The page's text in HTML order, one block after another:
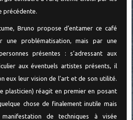
précédente.
Bruno propose d’entamer ce café
une problématisation, mais par une
présentes : s’adressant aux
aux éventuels artistes présents, il
eux leur vision de l’art et de son utilité.
plasticien) réagit en premier en posant
chose de finalement inutile mais
de techniques à visée